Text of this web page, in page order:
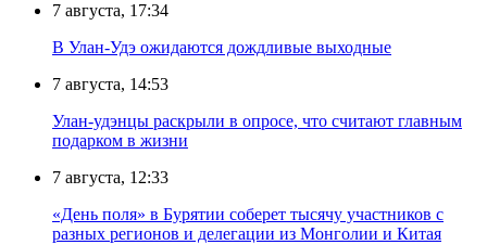
7 августа, 17:34
В Улан-Удэ ожидаются дождливые выходные
7 августа, 14:53
Улан-удэнцы раскрыли в опросе, что считают главным
подарком в жизни
7 августа, 12:33
«День поля» в Бурятии соберет тысячу участников с
разных регионов и делегации из Монголии и Китая